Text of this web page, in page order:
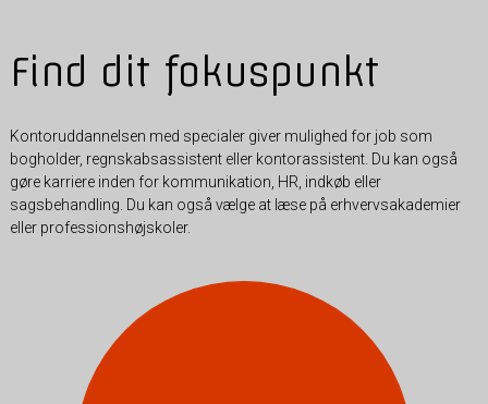
Find dit fokuspunkt
Kontoruddannelsen med specialer giver mulighed for job som
bogholder, regnskabsassistent eller kontorassistent. Du kan også
gøre karriere inden for kommunikation, HR, indkøb eller
sagsbehandling. Du kan også vælge at læse på erhvervsakademier
eller professionshøjskoler.